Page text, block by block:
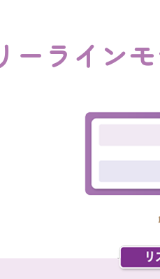
ーライン